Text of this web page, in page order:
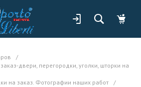
/
двери, перегородки, уголки, шторки на
на заказ. Фотографии наших работ
/